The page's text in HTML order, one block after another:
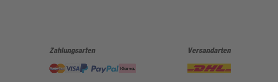
Zahlungsarten Versandarten